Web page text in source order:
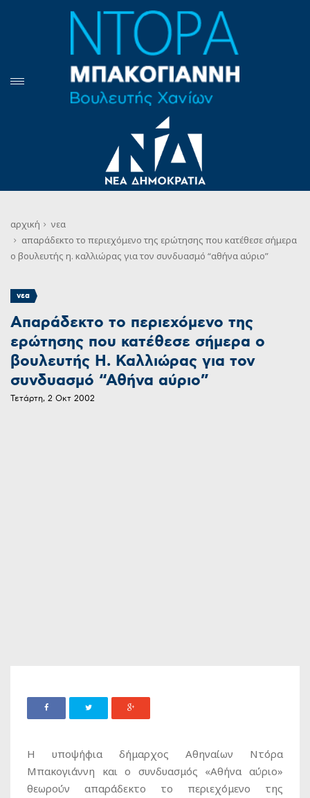
αρχική
νεα
απαράδεκτο το περιεχόμενο της ερώτησης που κατέθεσε σήμερα
ο βουλευτής η. καλλιώρας για τον συνδυασμό “αθήνα αύριο”
νεα
Απαράδεκτο το περιεχόμενο της
ερώτησης που κατέθεσε σήμερα ο
βουλευτής Η. Καλλιώρας για τον
συνδυασμό “Αθήνα αύριο”
Τετάρτη, 2 Οκτ 2002
H υποψήφια δήμαρχος Αθηναίων Ντόρα
Μπακογιάννη και ο συνδυασμός «Αθήνα αύριο»
θεωρούν απαράδεκτο το περιεχόμενο της